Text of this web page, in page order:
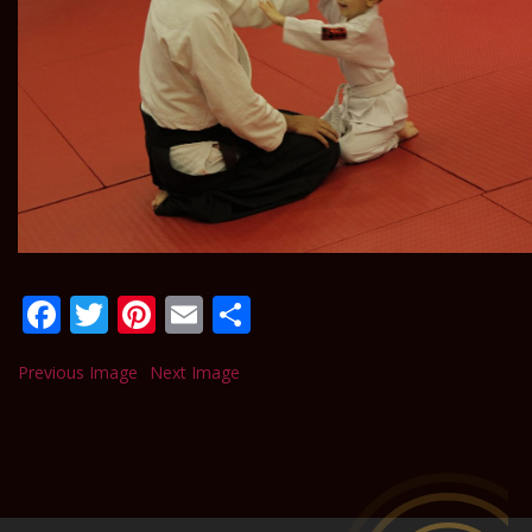
Facebook
Twitter
Pinterest
Email
Previous Image Next Image